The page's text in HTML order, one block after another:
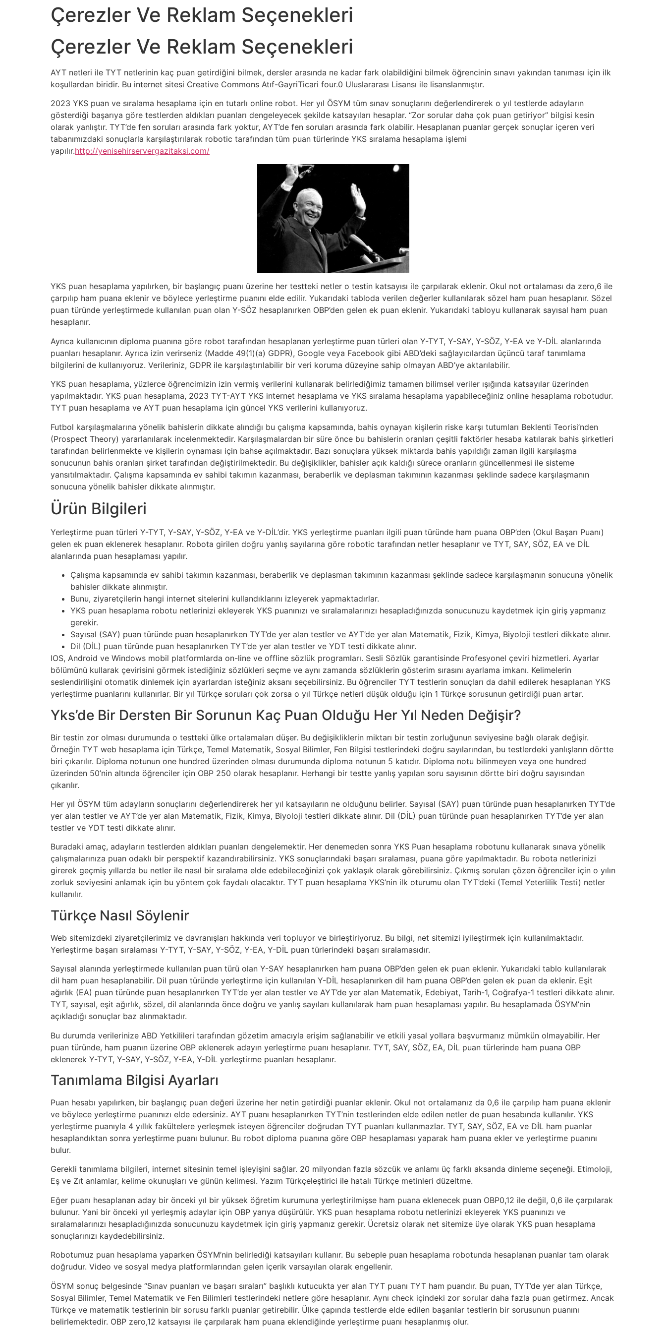
Çerezler Ve Reklam Seçenekleri
Çerezler Ve Reklam Seçenekleri
AYT netleri ile TYT netlerinin kaç puan getirdiğini bilmek, dersler arasında ne kadar fark olabildiğini bilmek öğrencinin sınavı yakından tanıması için ilk
koşullardan biridir. Bu internet sitesi Creative Commons Atıf-GayriTicari four.0 Uluslararası Lisansı ile lisanslanmıştır.
2023 YKS puan ve sıralama hesaplama için en tutarlı online robot. Her yıl ÖSYM tüm sınav sonuçlarını değerlendirerek o yıl testlerde adayların
gösterdiği başarıya göre testlerden aldıkları puanları dengeleyecek şekilde katsayıları hesaplar. “Zor sorular daha çok puan getiriyor” bilgisi kesin
olarak yanlıştır. TYT’de fen soruları arasında fark yoktur, AYT’de fen soruları arasında fark olabilir. Hesaplanan puanlar gerçek sonuçlar içeren veri
tabanımızdaki sonuçlarla karşılaştırılarak robotic tarafından tüm puan türlerinde YKS sıralama hesaplama işlemi
yapılır.http://yenisehirservergazitaksi.com/
YKS puan hesaplama yapılırken, bir başlangıç puanı üzerine her testteki netler o testin katsayısı ile çarpılarak eklenir. Okul not ortalaması da zero,6 ile
çarpılıp ham puana eklenir ve böylece yerleştirme puanını elde edilir. Yukarıdaki tabloda verilen değerler kullanılarak sözel ham puan hesaplanır. Sözel
puan türünde yerleştirmede kullanılan puan olan Y-SÖZ hesaplanırken OBP’den gelen ek puan eklenir. Yukarıdaki tabloyu kullanarak sayısal ham puan
hesaplanır.
Ayrıca kullanıcının diploma puanına göre robot tarafından hesaplanan yerleştirme puan türleri olan Y-TYT, Y-SAY, Y-SÖZ, Y-EA ve Y-DİL alanlarında
puanları hesaplanır. Ayrıca izin verirseniz (Madde 49(1)(a) GDPR), Google veya Facebook gibi ABD’deki sağlayıcılardan üçüncü taraf tanımlama
bilgilerini de kullanıyoruz. Verileriniz, GDPR ile karşılaştırılabilir bir veri koruma düzeyine sahip olmayan ABD’ye aktarılabilir.
YKS puan hesaplama, yüzlerce öğrencimizin izin vermiş verilerini kullanarak belirlediğimiz tamamen bilimsel veriler ışığında katsayılar üzerinden
yapılmaktadır. YKS puan hesaplama, 2023 TYT-AYT YKS internet hesaplama ve YKS sıralama hesaplama yapabileceğiniz online hesaplama robotudur.
TYT puan hesaplama ve AYT puan hesaplama için güncel YKS verilerini kullanıyoruz.
Futbol karşılaşmalarına yönelik bahislerin dikkate alındığı bu çalışma kapsamında, bahis oynayan kişilerin riske karşı tutumları Beklenti Teorisi’nden
(Prospect Theory) yararlanılarak incelenmektedir. Karşılaşmalardan bir süre önce bu bahislerin oranları çeşitli faktörler hesaba katılarak bahis şirketleri
tarafından belirlenmekte ve kişilerin oynaması için bahse açılmaktadır. Bazı sonuçlara yüksek miktarda bahis yapıldığı zaman ilgili karşılaşma
sonucunun bahis oranları şirket tarafından değiştirilmektedir. Bu değişiklikler, bahisler açık kaldığı sürece oranların güncellenmesi ile sisteme
yansıtılmaktadır. Çalışma kapsamında ev sahibi takımın kazanması, beraberlik ve deplasman takımının kazanması şeklinde sadece karşılaşmanın
sonucuna yönelik bahisler dikkate alınmıştır.
Ürün Bilgileri
Yerleştirme puan türleri Y-TYT, Y-SAY, Y-SÖZ, Y-EA ve Y-DİL’dir. YKS yerleştirme puanları ilgili puan türünde ham puana OBP’den (Okul Başarı Puanı)
gelen ek puan eklenerek hesaplanır. Robota girilen doğru yanlış sayılarına göre robotic tarafından netler hesaplanır ve TYT, SAY, SÖZ, EA ve DİL
alanlarında puan hesaplaması yapılır.
Çalışma kapsamında ev sahibi takımın kazanması, beraberlik ve deplasman takımının kazanması şeklinde sadece karşılaşmanın sonucuna yönelik
bahisler dikkate alınmıştır.
Bunu, ziyaretçilerin hangi internet sitelerini kullandıklarını izleyerek yapmaktadırlar.
YKS puan hesaplama robotu netlerinizi ekleyerek YKS puanınızı ve sıralamalarınızı hesapladığınızda sonucunuzu kaydetmek için giriş yapmanız
gerekir.
Sayısal (SAY) puan türünde puan hesaplanırken TYT’de yer alan testler ve AYT’de yer alan Matematik, Fizik, Kimya, Biyoloji testleri dikkate alınır.
Dil (DİL) puan türünde puan hesaplanırken TYT’de yer alan testler ve YDT testi dikkate alınır.
IOS, Android ve Windows mobil platformlarda on-line ve offline sözlük programları. Sesli Sözlük garantisinde Profesyonel çeviri hizmetleri. Ayarlar
bölümünü kullarak çevirisini görmek istediğiniz sözlükleri seçme ve aynı zamanda sözlüklerin gösterim sırasını ayarlama imkanı. Kelimelerin
seslendirilişini otomatik dinlemek için ayarlardan isteğiniz aksanı seçebilirsiniz. Bu öğrenciler TYT testlerin sonuçları da dahil edilerek hesaplanan YKS
yerleştirme puanlarını kullanırlar. Bir yıl Türkçe soruları çok zorsa o yıl Türkçe netleri düşük olduğu için 1 Türkçe sorusunun getirdiği puan artar.
Yks’de Bir Dersten Bir Sorunun Kaç Puan Olduğu Her Yıl Neden Değişir?
Bir testin zor olması durumunda o testteki ülke ortalamaları düşer. Bu değişikliklerin miktarı bir testin zorluğunun seviyesine bağlı olarak değişir.
Örneğin TYT web hesaplama için Türkçe, Temel Matematik, Sosyal Bilimler, Fen Bilgisi testlerindeki doğru sayılarından, bu testlerdeki yanlışların dörtte
biri çıkarılır. Diploma notunun one hundred üzerinden olması durumunda diploma notunun 5 katıdır. Diploma notu bilinmeyen veya one hundred
üzerinden 50’nin altında öğrenciler için OBP 250 olarak hesaplanır. Herhangi bir testte yanlış yapılan soru sayısının dörtte biri doğru sayısından
çıkarılır.
Her yıl ÖSYM tüm adayların sonuçlarını değerlendirerek her yıl katsayıların ne olduğunu belirler. Sayısal (SAY) puan türünde puan hesaplanırken TYT’de
yer alan testler ve AYT’de yer alan Matematik, Fizik, Kimya, Biyoloji testleri dikkate alınır. Dil (DİL) puan türünde puan hesaplanırken TYT’de yer alan
testler ve YDT testi dikkate alınır.
Buradaki amaç, adayların testlerden aldıkları puanları dengelemektir. Her denemeden sonra YKS Puan hesaplama robotunu kullanarak sınava yönelik
çalışmalarınıza puan odaklı bir perspektif kazandırabilirsiniz. YKS sonuçlarındaki başarı sıralaması, puana göre yapılmaktadır. Bu robota netlerinizi
girerek geçmiş yıllarda bu netler ile nasıl bir sıralama elde edebileceğinizi çok yaklaşık olarak görebilirsiniz. Çıkmış soruları çözen öğrenciler için o yılın
zorluk seviyesini anlamak için bu yöntem çok faydalı olacaktır. TYT puan hesaplama YKS’nin ilk oturumu olan TYT’deki (Temel Yeterlilik Testi) netler
kullanılır.
Türkçe Nasıl Söylenir
Web sitemizdeki ziyaretçilerimiz ve davranışları hakkında veri topluyor ve birleştiriyoruz. Bu bilgi, net sitemizi iyileştirmek için kullanılmaktadır.
Yerleştirme başarı sıralaması Y-TYT, Y-SAY, Y-SÖZ, Y-EA, Y-DİL puan türlerindeki başarı sıralamasıdır.
Sayısal alanında yerleştirmede kullanılan puan türü olan Y-SAY hesaplanırken ham puana OBP’den gelen ek puan eklenir. Yukarıdaki tablo kullanılarak
dil ham puan hesaplanabilir. Dil puan türünde yerleştirme için kullanılan Y-DİL hesaplanırken dil ham puana OBP’den gelen ek puan da eklenir. Eşit
ağırlık (EA) puan türünde puan hesaplanırken TYT’de yer alan testler ve AYT’de yer alan Matematik, Edebiyat, Tarih-1, Coğrafya-1 testleri dikkate alınır.
TYT, sayısal, eşit ağırlık, sözel, dil alanlarında önce doğru ve yanlış sayıları kullanılarak ham puan hesaplaması yapılır. Bu hesaplamada ÖSYM’nin
açıkladığı sonuçlar baz alınmaktadır.
Bu durumda verilerinize ABD Yetkilileri tarafından gözetim amacıyla erişim sağlanabilir ve etkili yasal yollara başvurmanız mümkün olmayabilir. Her
puan türünde, ham puanın üzerine OBP eklenerek adayın yerleştirme puanı hesaplanır. TYT, SAY, SÖZ, EA, DİL puan türlerinde ham puana OBP
eklenerek Y-TYT, Y-SAY, Y-SÖZ, Y-EA, Y-DİL yerleştirme puanları hesaplanır.
Tanımlama Bilgisi Ayarları
Puan hesabı yapılırken, bir başlangıç puan değeri üzerine her netin getirdiği puanlar eklenir. Okul not ortalamanız da 0,6 ile çarpılıp ham puana eklenir
ve böylece yerleştirme puanınızı elde edersiniz. AYT puanı hesaplanırken TYT’nin testlerinden elde edilen netler de puan hesabında kullanılır. YKS
yerleştirme puanıyla 4 yıllık fakültelere yerleşmek isteyen öğrenciler doğrudan TYT puanları kullanmazlar. TYT, SAY, SÖZ, EA ve DİL ham puanlar
hesaplandıktan sonra yerleştirme puanı bulunur. Bu robot diploma puanına göre OBP hesaplaması yaparak ham puana ekler ve yerleştirme puanını
bulur.
Gerekli tanımlama bilgileri, internet sitesinin temel işleyişini sağlar. 20 milyondan fazla sözcük ve anlamı üç farklı aksanda dinleme seçeneği. Etimoloji,
Eş ve Zıt anlamlar, kelime okunuşları ve günün kelimesi. Yazım Türkçeleştirici ile hatalı Türkçe metinleri düzeltme.
Eğer puanı hesaplanan aday bir önceki yıl bir yüksek öğretim kurumuna yerleştirilmişse ham puana eklenecek puan OBP0,12 ile değil, 0,6 ile çarpılarak
bulunur. Yani bir önceki yıl yerleşmiş adaylar için OBP yarıya düşürülür. YKS puan hesaplama robotu netlerinizi ekleyerek YKS puanınızı ve
sıralamalarınızı hesapladığınızda sonucunuzu kaydetmek için giriş yapmanız gerekir. Ücretsiz olarak net sitemize üye olarak YKS puan hesaplama
sonuçlarınızı kaydedebilirsiniz.
Robotumuz puan hesaplama yaparken ÖSYM’nin belirlediği katsayıları kullanır. Bu sebeple puan hesaplama robotunda hesaplanan puanlar tam olarak
doğrudur. Video ve sosyal medya platformlarından gelen içerik varsayılan olarak engellenir.
ÖSYM sonuç belgesinde “Sınav puanları ve başarı sıraları” başlıklı kutucukta yer alan TYT puanı TYT ham puandır. Bu puan, TYT’de yer alan Türkçe,
Sosyal Bilimler, Temel Matematik ve Fen Bilimleri testlerindeki netlere göre hesaplanır. Aynı check içindeki zor sorular daha fazla puan getirmez. Ancak
Türkçe ve matematik testlerinin bir sorusu farklı puanlar getirebilir. Ülke çapında testlerde elde edilen başarılar testlerin bir sorusunun puanını
belirlemektedir. OBP zero,12 katsayısı ile çarpılarak ham puana eklendiğinde yerleştirme puanı hesaplanmış olur.